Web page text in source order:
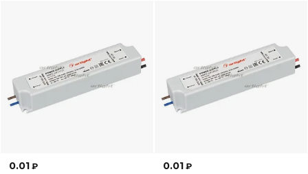
0.01 ₽ 0.01 ₽